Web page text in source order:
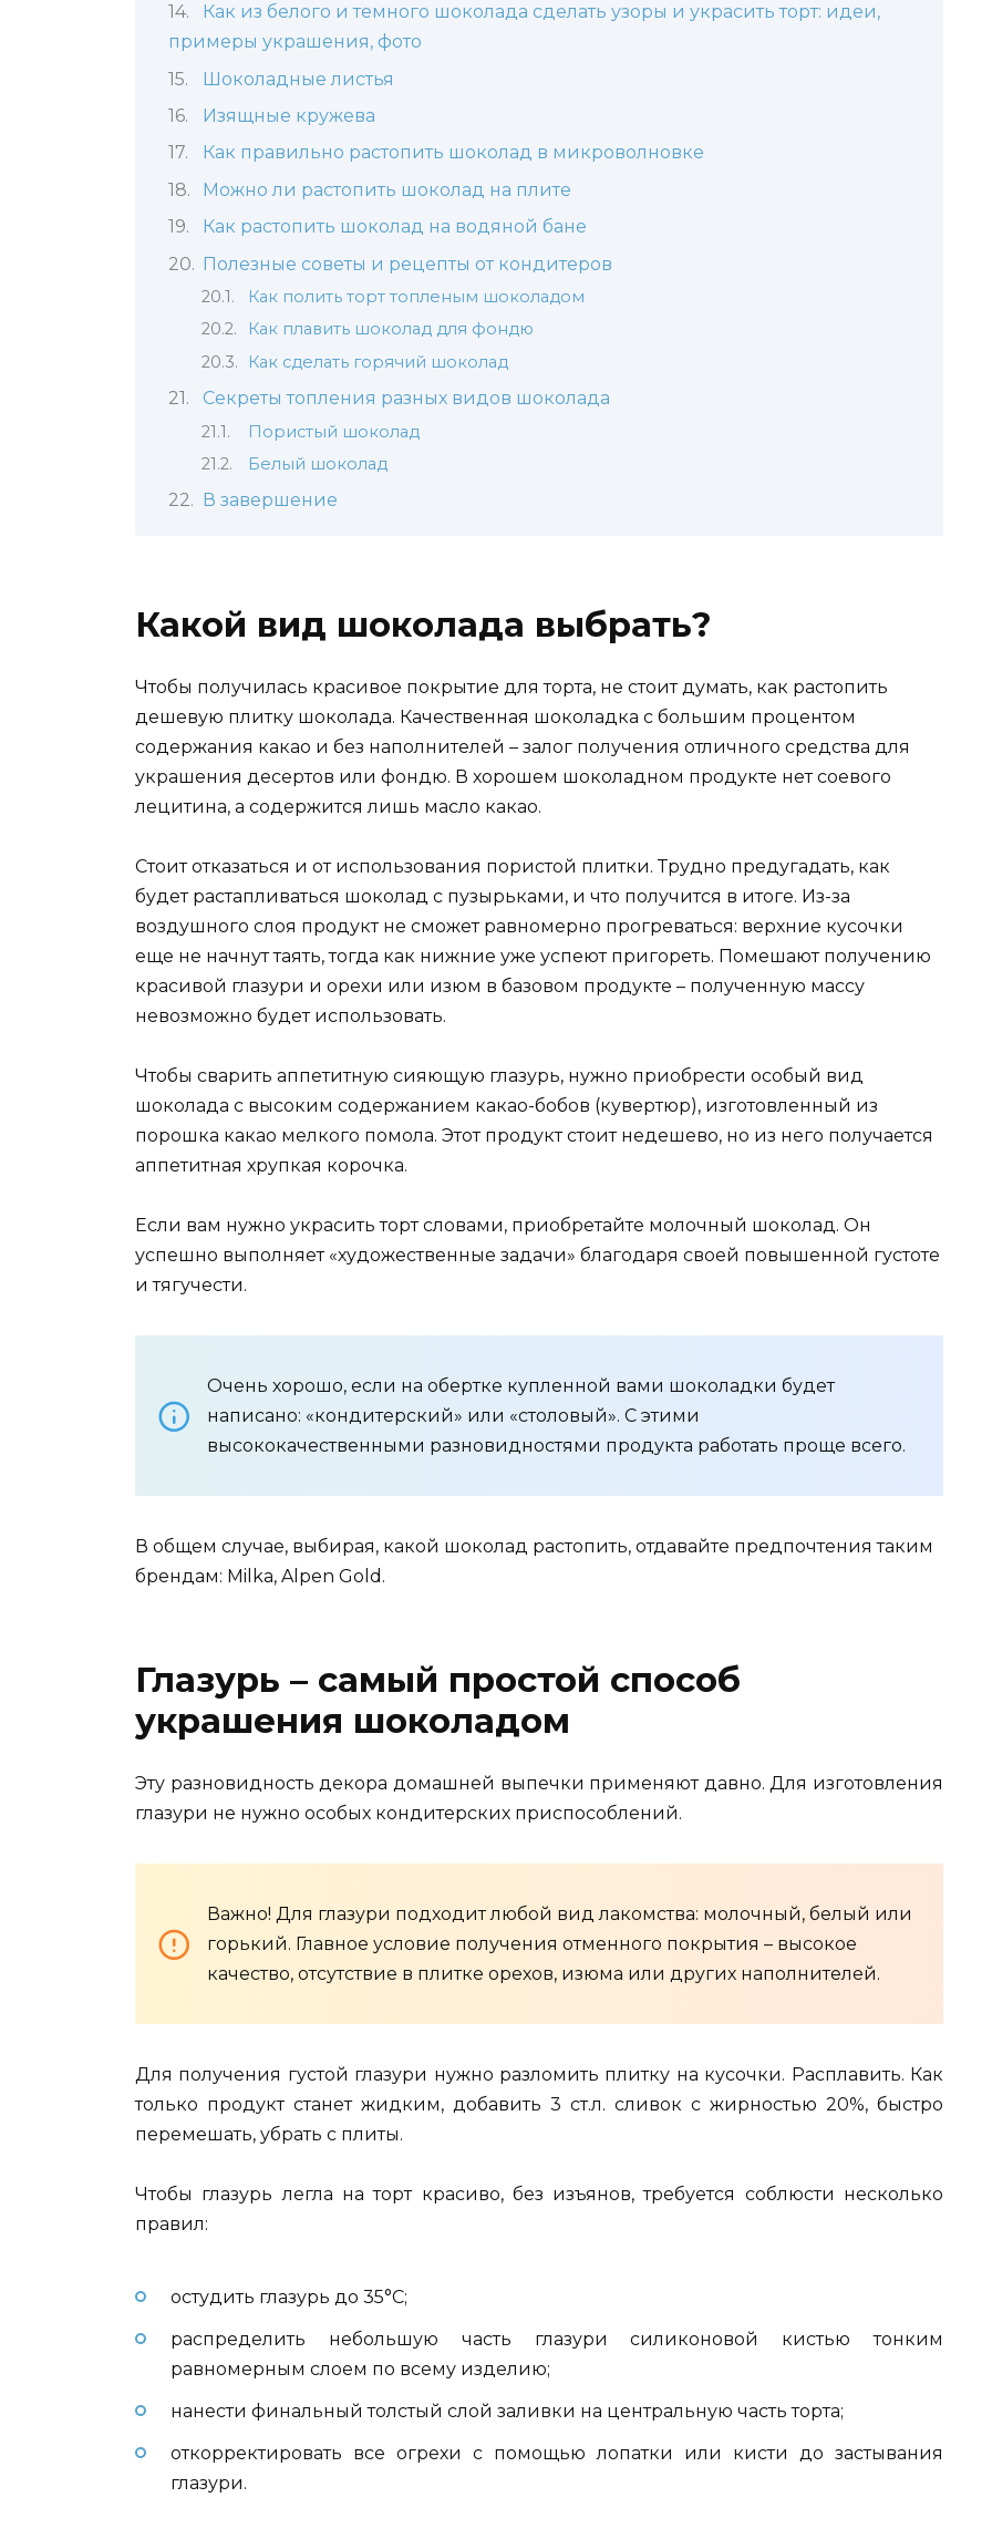
Как из белого и темного шоколада сделать узоры и украсить торт: идеи,
примеры украшения, фото
Шоколадные листья
Изящные кружева
Как правильно растопить шоколад в микроволновке
Можно ли растопить шоколад на плите
Как растопить шоколад на водяной бане
Полезные советы и рецепты от кондитеров
Как полить торт топленым шоколадом
Как плавить шоколад для фондю
Как сделать горячий шоколад
Секреты топления разных видов шоколада
Пористый шоколад
Белый шоколад
В завершение
Какой вид шоколада выбрать?
Чтобы получилась красивое покрытие для торта, не стоит думать, как растопить
дешевую плитку шоколада. Качественная шоколадка с большим процентом
содержания какао и без наполнителей – залог получения отличного средства для
украшения десертов или фондю. В хорошем шоколадном продукте нет соевого
лецитина, а содержится лишь масло какао.
Стоит отказаться и от использования пористой плитки. Трудно предугадать, как
будет растапливаться шоколад с пузырьками, и что получится в итоге. Из-за
воздушного слоя продукт не сможет равномерно прогреваться: верхние кусочки
еще не начнут таять, тогда как нижние уже успеют пригореть. Помешают получению
красивой глазури и орехи или изюм в базовом продукте – полученную массу
невозможно будет использовать.
Чтобы сварить аппетитную сияющую глазурь, нужно приобрести особый вид
шоколада с высоким содержанием какао-бобов (кувертюр), изготовленный из
порошка какао мелкого помола. Этот продукт стоит недешево, но из него получается
аппетитная хрупкая корочка.
Если вам нужно украсить торт словами, приобретайте молочный шоколад. Он
успешно выполняет «художественные задачи» благодаря своей повышенной густоте
и тягучести.
Очень хорошо, если на обертке купленной вами шоколадки будет
написано: «кондитерский» или «столовый». С этими
высококачественными разновидностями продукта работать проще всего.
В общем случае, выбирая, какой шоколад растопить, отдавайте предпочтения таким
брендам: Milka, Alpen Gold.
Глазурь – самый простой способ
украшения шоколадом
Эту разновидность декора домашней выпечки применяют давно. Для изготовления
глазури не нужно особых кондитерских приспособлений.
Важно! Для глазури подходит любой вид лакомства: молочный, белый или
горький. Главное условие получения отменного покрытия – высокое
качество, отсутствие в плитке орехов, изюма или других наполнителей.
Для получения густой глазури нужно разломить плитку на кусочки. Расплавить. Как
только продукт станет жидким, добавить 3 ст.л. сливок с жирностью 20%, быстро
перемешать, убрать с плиты.
Чтобы глазурь легла на торт красиво, без изъянов, требуется соблюсти несколько
правил:
остудить глазурь до 35°C;
распределить небольшую часть глазури силиконовой кистью тонким
равномерным слоем по всему изделию;
нанести финальный толстый слой заливки на центральную часть торта;
откорректировать все огрехи с помощью лопатки или кисти до застывания
глазури.